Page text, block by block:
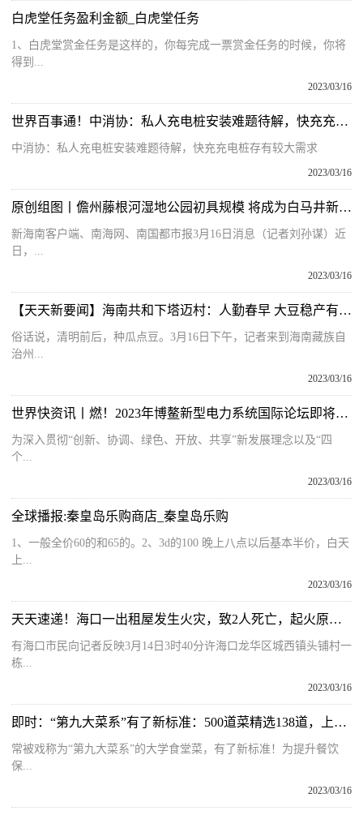
白虎堂任务盈利金额_白虎堂任务
1、白虎堂赏金任务是这样的，你每完成一票赏金任务的时候，你将
得到...
2023/03/16
世界百事通！中消协：私人充电桩安装难题待解，快充充电桩存有较大需求
中消协：私人充电桩安装难题待解，快充充电桩存有较大需求
2023/03/16
原创组图丨儋州藤根河湿地公园初具规模 将成为白马井新地标
新海南客户端、南海网、南国都市报3月16日消息（记者刘孙谋）近
日，...
2023/03/16
【天天新要闻】海南共和下塔迈村：人勤春早 大豆稳产有保障
俗话说，清明前后，种瓜点豆。3月16日下午，记者来到海南藏族自
治州...
2023/03/16
世界快资讯丨燃！2023年博鳌新型电力系统国际论坛即将开幕
为深入贯彻“创新、协调、绿色、开放、共享”新发展理念以及“四
个...
2023/03/16
全球播报:秦皇岛乐购商店_秦皇岛乐购
1、一般全价60的和65的。2、3d的100 晚上八点以后基本半价，白天
上...
2023/03/16
天天速递！海口一出租屋发生火灾，致2人死亡，起火原因要警惕……
有海口市民向记者反映3月14日3时40分许海口龙华区城西镇头铺村一
栋...
2023/03/16
即时：“第九大菜系”有了新标准：500道菜精选138道，上海学校食堂标准化菜谱高校版发布
常被戏称为“第九大菜系”的大学食堂菜，有了新标准！为提升餐饮
保...
2023/03/16